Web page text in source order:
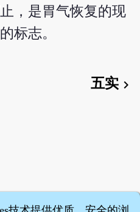
，是胃气恢复的现
标志。
五实chevron_right